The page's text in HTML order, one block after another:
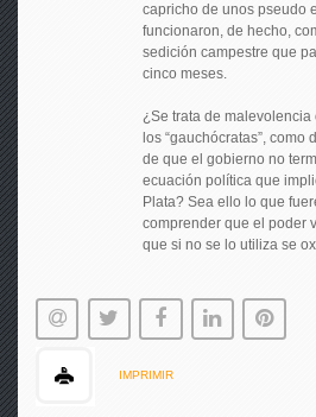
capricho de unos pseudo
funcionaron, de hecho,
sedición campestre que
cinco meses.
¿Se trata de malevolencia
los “gauchócratas”, como
de que el gobierno no
ecuación política que
Plata? Sea ello lo que
comprender que el poder
que si no se lo utiliza se
IMPRIMIR